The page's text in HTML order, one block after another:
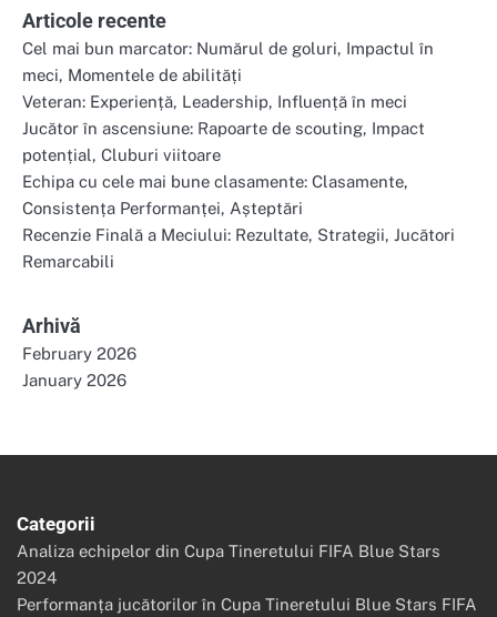
Articole recente
Cel mai bun marcator: Numărul de goluri, Impactul în
meci, Momentele de abilități
Veteran: Experiență, Leadership, Influență în meci
Jucător în ascensiune: Rapoarte de scouting, Impact
potențial, Cluburi viitoare
Echipa cu cele mai bune clasamente: Clasamente,
Consistența Performanței, Așteptări
Recenzie Finală a Meciului: Rezultate, Strategii, Jucători
Remarcabili
Arhivă
February 2026
January 2026
Categorii
Analiza echipelor din Cupa Tineretului FIFA Blue Stars
2024
Performanța jucătorilor în Cupa Tineretului Blue Stars FIFA